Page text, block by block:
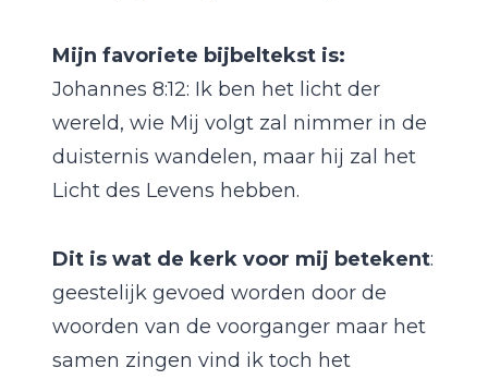
Mijn favoriete bijbeltekst is:
Johannes 8:12: Ik ben het licht der
wereld, wie Mij volgt zal nimmer in de
duisternis wandelen, maar hij zal het
Licht des Levens hebben.
Dit is wat de kerk voor mij betekent:
geestelijk gevoed worden door de
woorden van de voorganger maar het
samen zingen vind ik toch het